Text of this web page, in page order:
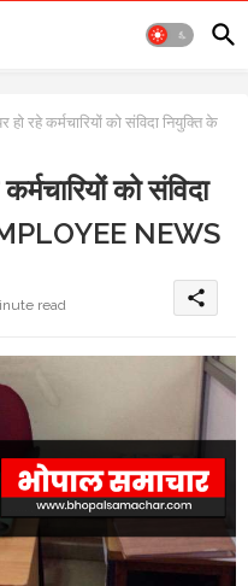
रहे कर्मचारियों को संविदा नियुक्ति के
को संविदा
NEWS
read share